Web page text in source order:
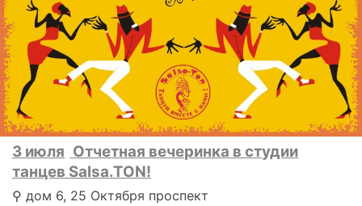
3 июля Отчетная вечеринка в студии
танцев Salsa.TON!
⚲ дом 6, 25 Октября проспект